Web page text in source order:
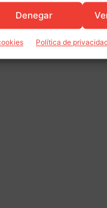
Denegar
Política de